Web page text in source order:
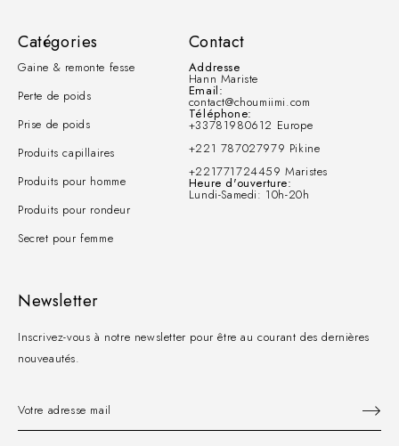
Catégories
Gaine & remonte fesse
Perte de poids
Prise de poids
Produits capillaires
Produits pour homme
Produits pour rondeur
Secret pour femme
Contact
Addresse
Hann Mariste
Email:
contact@choumiimi.com
Téléphone:
+33781980612 Europe
+221 787027979 Pikine
+221771724459 Maristes
Heure d'ouverture:
Lundi-Samedi: 10h-20h
Newsletter
Inscrivez-vous à notre newsletter pour être au courant des dernières
nouveautés.